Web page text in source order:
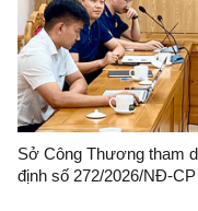
Sở Công Thương tham
định số 272/2026/NĐ-